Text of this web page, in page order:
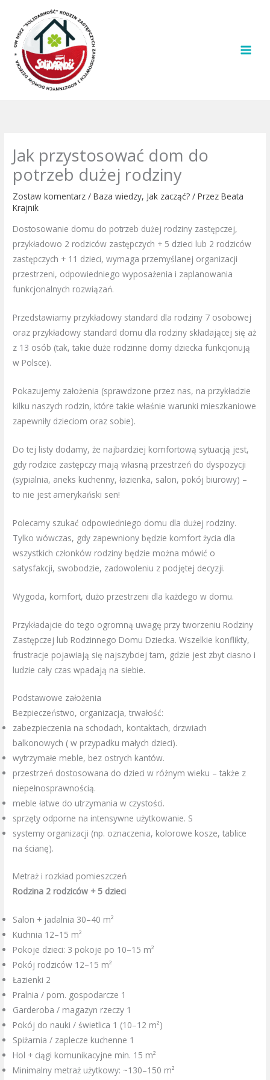
treści
Jak przystosować dom do
potrzeb dużej rodziny
Zostaw komentarz /Baza wiedzy, Jak zacząć? / PrzezBeata
Krajnik
Dostosowanie domu do potrzeb dużej rodziny zastępczej,
przykładowo 2 rodziców zastępczych + 5 dzieci lub 2 rodziców
zastępczych + 11 dzieci, wymaga przemyślanej organizacji
przestrzeni, odpowiedniego wyposażenia i zaplanowania
funkcjonalnych rozwiązań.
Przedstawiamy przykładowy standard dla rodziny 7 osobowej
oraz przykładowy standard domu dla rodziny składającej się aż
z 13 osób (tak, takie duże rodzinne domy dziecka funkcjonują
w Polsce).
Pokazujemy założenia (sprawdzone przez nas, na przykładzie
kilku naszych rodzin, które takie właśnie warunki mieszkaniowe
zapewniły dzieciom oraz sobie).
Do tej listy dodamy, że najbardziej komfortową sytuacją jest,
gdy rodzice zastępczy mają własną przestrzeń do dyspozycji
(sypialnia, aneks kuchenny, łazienka, salon, pokój biurowy) –
to nie jest amerykański sen!
Polecamy szukać odpowiedniego domu dla dużej rodziny.
Tylko wówczas, gdy zapewniony będzie komfort życia dla
wszystkich członków rodziny będzie można mówić o
satysfakcji, swobodzie, zadowoleniu z podjętej decyzji.
Wygoda, komfort, dużo przestrzeni dla każdego w domu.
Przykładajcie do tego ogromną uwagę przy tworzeniu Rodziny
Zastępczej lub Rodzinnego Domu Dziecka. Wszelkie konflikty,
frustracje pojawiają się najszybciej tam, gdzie jest zbyt ciasno i
ludzie cały czas wpadają na siebie.
Podstawowe założenia
Bezpieczeństwo, organizacja, trwałość:
zabezpieczenia na schodach, kontaktach, drzwiach
balkonowych ( w przypadku małych dzieci).
wytrzymałe meble, bez ostrych kantów.
przestrzeń dostosowana do dzieci w różnym wieku – także z
niepełnosprawnością.
meble łatwe do utrzymania w czystości.
sprzęty odporne na intensywne użytkowanie. S
systemy organizacji (np. oznaczenia, kolorowe kosze, tablice
na ścianę).
Metraż i rozkład pomieszczeń
Rodzina 2 rodziców + 5 dzieci
Salon + jadalnia 30–40 m²
Kuchnia 12–15 m²
Pokoje dzieci: 3 pokoje po 10–15 m²
Pokój rodziców 12–15 m²
Łazienki 2
Pralnia / pom. gospodarcze 1
Garderoba / magazyn rzeczy 1
Pokój do nauki / świetlica 1 (10–12 m²)
Spiżarnia / zaplecze kuchenne 1
Hol + ciągi komunikacyjne min. 15 m²
Minimalny metraż użytkowy: ~130–150 m²